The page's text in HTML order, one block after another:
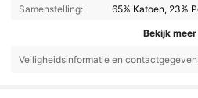
Samenstelling:
Bekijk meer
Veiligheidsinformatie en